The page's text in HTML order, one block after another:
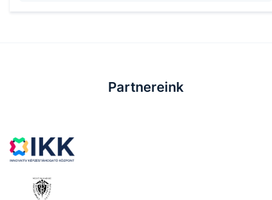
Partnereink